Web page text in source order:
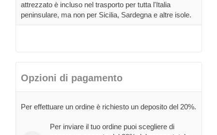
attrezzato è incluso nel trasporto per tutta l'Italia
peninsulare, ma non per Sicilia, Sardegna e altre isole.
Opzioni di pagamento
Per effettuare un ordine è richiesto un deposito del 20%.
Per inviare il tuo ordine puoi scegliere di